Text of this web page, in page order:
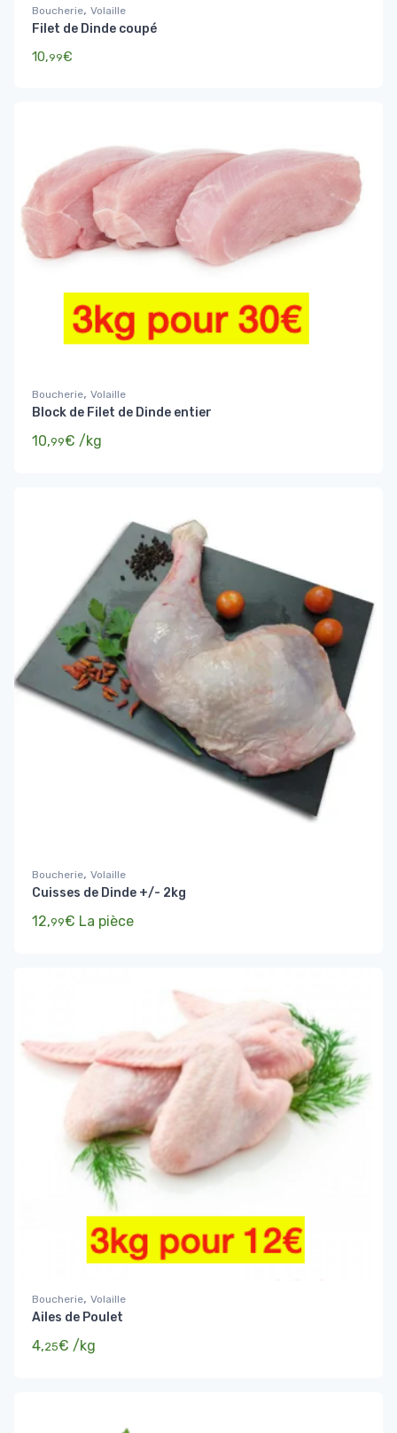
Boucherie, Volaille
Filet de Dinde coupé
10,99€
Boucherie, Volaille
Block de Filet de Dinde entier
10,99€ /kg
Boucherie, Volaille
Cuisses de Dinde +/- 2kg
12,99€ La pièce
Boucherie, Volaille
Ailes de Poulet
4,25€ /kg